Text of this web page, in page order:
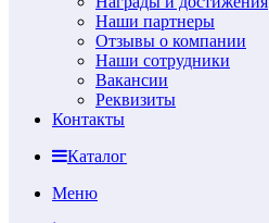
Наши партнеры
Отзывы о компании
Наши сотрудники
Вакансии
Реквизиты
Контакты
Каталог
Меню